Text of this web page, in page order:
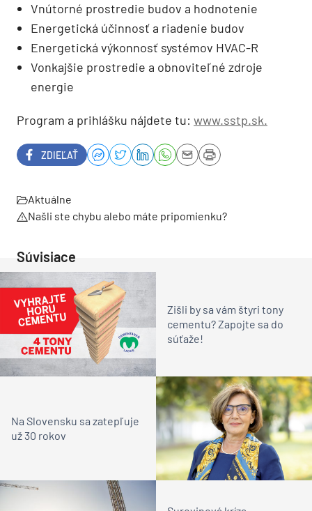
Vnútorné prostredie budov a hodnotenie
Energetická účinnosť a riadenie budov
Energetická výkonnosť systémov HVAC-R
Vonkajšie prostredie a obnoviteľné zdroje
energie
Program a prihlášku nájdete tu: www.sstp.sk.
ZDIEĽAŤ
Aktuálne
Našli ste chybu alebo máte pripomienku?
Súvisiace
Zišli by sa vám štyri tony
cementu? Zapojte sa do
súťaže!
Na Slovensku sa zatepľuje
už 30 rokov